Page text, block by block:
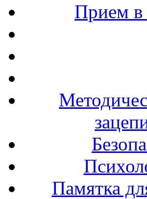
Прием в
Памятка